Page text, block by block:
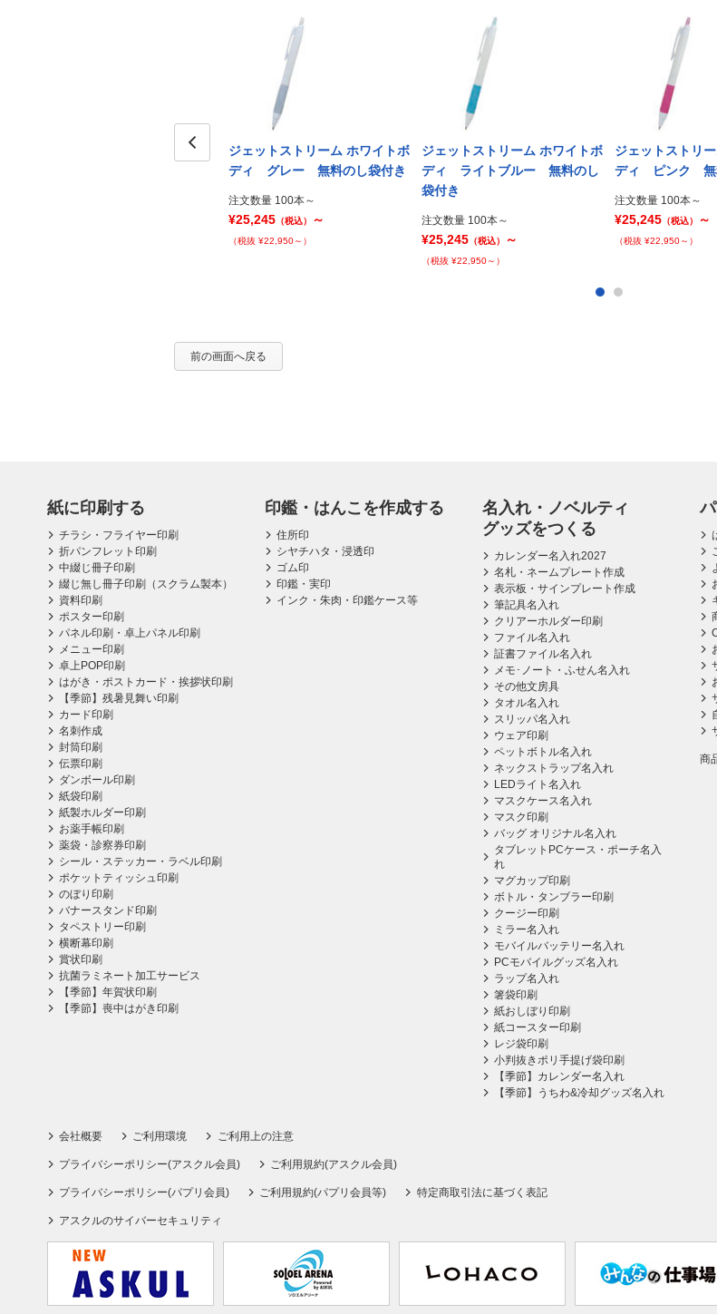
ジェットストリーム ホワイトボ
ジェットストリーム ホワイトボ
ディ グレー 無料のし袋付き
注文数量 100本～
¥25,245 （税込） ～
（税抜 ¥22,950～）
ジェットストリーム ホワイトボ
ディ ライトブルー 無料のし
袋付き
注文数量 100本～
¥25,245 （税込） ～
（税抜 ¥22,950～）
ジェットストリ
ディ ピンク 無
注文数量 100本～
¥25,245 （税込） ～
（税抜 ¥22,950～）
前の画面へ戻る
紙に印刷する
チラシ・フライヤー印刷
折パンフレット印刷
中綴じ冊子印刷
綴じ無し冊子印刷（スクラム製本）
資料印刷
ポスター印刷
パネル印刷・卓上パネル印刷
メニュー印刷
卓上POP印刷
はがき・ポストカード・挨拶状印刷
【季節】残暑見舞い印刷
カード印刷
名刺作成
封筒印刷
伝票印刷
ダンボール印刷
紙袋印刷
紙製ホルダー印刷
お薬手帳印刷
薬袋・診察券印刷
シール・ステッカー・ラベル印刷
ポケットティッシュ印刷
のぼり印刷
バナースタンド印刷
タペストリー印刷
横断幕印刷
賞状印刷
抗菌ラミネート加工サービス
【季節】年賀状印刷
【季節】喪中はがき印刷
印鑑・はんこを作成する
住所印
シヤチハタ・浸透印
ゴム印
印鑑・実印
インク・朱肉・印鑑ケース等
名入れ・ノベルティ
グッズをつくる
カレンダー名入れ2027
名札・ネームプレート作成
表示板・サインプレート作成
筆記具名入れ
クリアーホルダー印刷
ファイル名入れ
証書ファイル名入れ
メモ･ノート・ふせん名入れ
その他文房具
タオル名入れ
スリッパ名入れ
ウェア印刷
ペットボトル名入れ
ネックストラップ名入れ
LEDライト名入れ
マスクケース名入れ
マスク印刷
バッグ オリジナル名入れ
タブレットPCケース・ポーチ名入
れ
マグカップ印刷
ボトル・タンブラー印刷
クージー印刷
ミラー名入れ
モバイルバッテリー名入れ
PCモバイルグッズ名入れ
ラップ名入れ
箸袋印刷
紙おしぼり印刷
紙コースター印刷
レジ袋印刷
小判抜きポリ手提げ袋印刷
【季節】カレンダー名入れ
【季節】うちわ&冷却グッズ名入れ
商
会社概要 ご利用環境 ご利用上の注意
プライバシーポリシー(アスクル会員) ご利用規約(アスクル会員)
プライバシーポリシー(パプリ会員) ご利用規約(パプリ会員等) 特定商取引法に基づく表記
アスクルのサイバーセキュリティ